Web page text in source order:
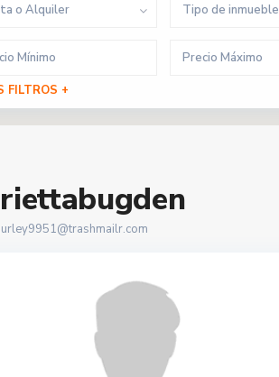
o Alquiler Tipo de inmueble
FILTROS +